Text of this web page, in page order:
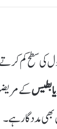
کی سطح کم
کے
مددگار ہے۔